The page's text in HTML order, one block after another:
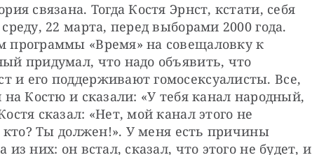
связана. Тогда Костя Эрнст, кстати, себя
22 марта, перед выборами 2000 года.
программы «Время» на совещаловку к
придумал, что надо объявить, что
и его поддерживают гомосексуалисты. Все,
на Костю и сказали: «У тебя канал народный,
сказал: «Нет, мой канал этого не
кто? Ты должен!». У меня есть причины
них: он встал, сказал, что этого не будет, и